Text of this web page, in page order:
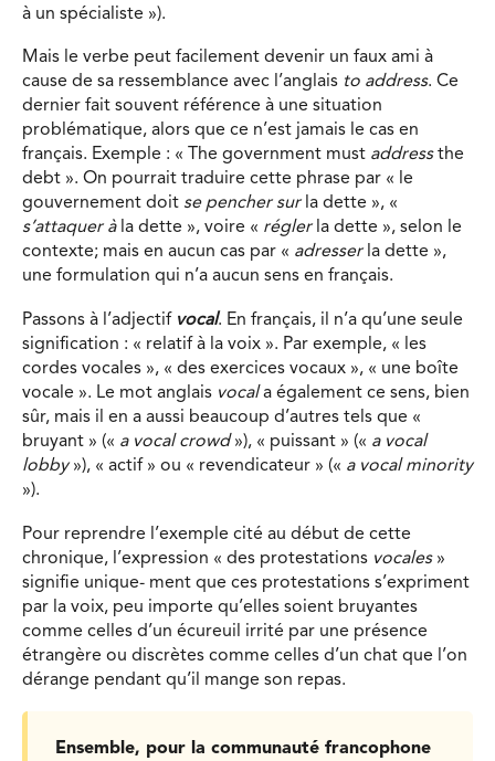
à un spécialiste »).
Mais le verbe peut facilement devenir un faux ami à
cause de sa ressemblance avec l’anglais to address. Ce
dernier fait souvent référence à une situation
problématique, alors que ce n’est jamais le cas en
français. Exemple : « The government must addressthe
debt ». On pourrait traduire cette phrase par « le
gouvernement doit se pencher surla dette », «
s’attaquer à la dette », voire « réglerla dette », selon le
contexte; mais en aucun cas par « adresserla dette »,
une formulation qui n’a aucun sens en français.
Passons à l’adjectif vocal. En français, il n’a qu’une seule
signification : « relatif à la voix ». Par exemple, « les
cordes vocales », « des exercices vocaux », « une boîte
vocale ». Le mot anglais vocala également ce sens, bien
sûr, mais il en a aussi beaucoup d’autres tels que «
bruyant » (« a vocal crowd »), « puissant » (« a vocal
lobby»), « actif » ou « revendicateur » (« a vocal minority
»).
Pour reprendre l’exemple cité au début de cette
chronique, l’expression « des protestations vocales »
signifie unique- ment que ces protestations s’expriment
par la voix, peu importe qu’elles soient bruyantes
comme celles d’un écureuil irrité par une présence
étrangère ou discrètes comme celles d’un chat que l’on
dérange pendant qu’il mange son repas.
Ensemble, pour la communauté francophone